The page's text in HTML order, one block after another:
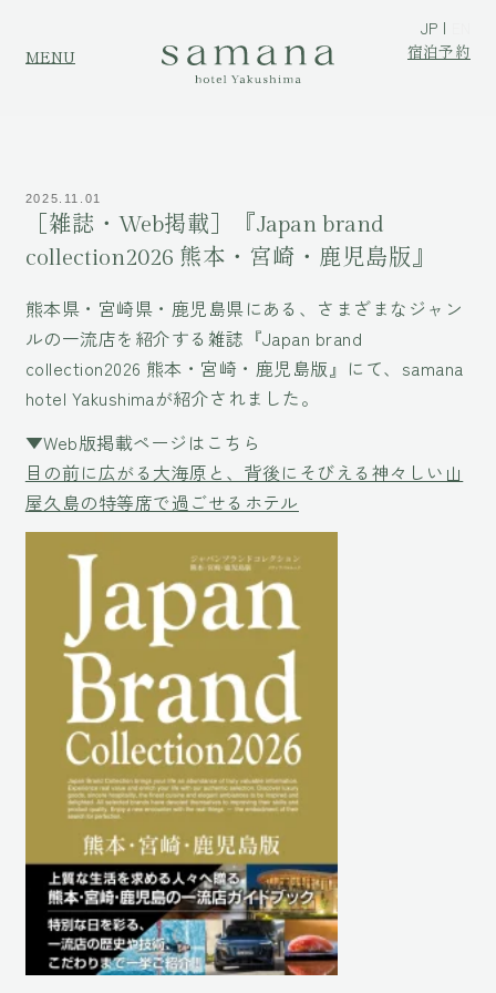
MENU
JP
宿泊予約
2025.11.01
［雑誌・Web掲載］『Japan brand
collection2026 熊本・宮崎・鹿児島版』
熊本県・宮崎県・鹿児島県にある、さまざまなジャン
ルの一流店を紹介する雑誌『Japan brand
collection2026 熊本・宮崎・鹿児島版』にて、samana
hotel Yakushimaが紹介されました。
▼Web版掲載ページはこちら
目の前に広がる大海原と、背後にそびえる神々しい山
屋久島の特等席で過ごせるホテル